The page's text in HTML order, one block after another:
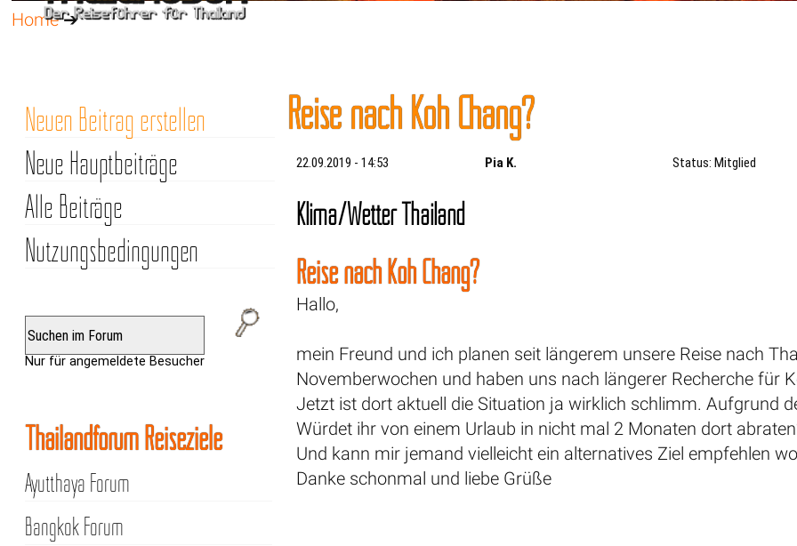
Home➔
Reise nach Koh Chang?
22.09.2019 - 14:53 Pia K. Status: Mitglied
Klima/Wetter Thailand
Reise nach Koh Chang?
Hallo,
mein Freund und ich planen seit längerem unsere Reise nach
Novemberwochen und haben uns nach längerer Recherche für
Jetzt ist dort aktuell die Situation ja wirklich schlimm. Aufgrund
Würdet ihr von einem Urlaub in nicht mal 2 Monaten dort
Und kann mir jemand vielleicht ein alternatives Ziel empfehlen
Danke schonmal und liebe Grüße
Neuen Beitrag erstellen
Neue Hauptbeiträge
Alle Beiträge
Nutzungsbedingungen
Nur für angemeldete Besucher
Thailandforum Reiseziele
Ayutthaya Forum
Bangkok Forum